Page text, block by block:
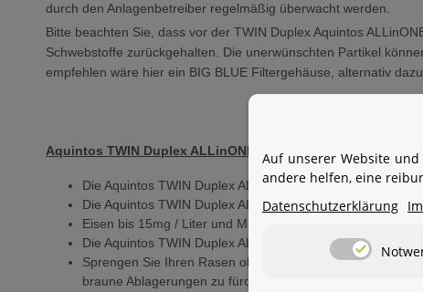
durch den Anlagenbetreiber regelmäßig überwacht werden.
Bitte beachten Sie, dass vor der TWIN Duplex Aquintos
Schwebstoffe zurückgehalten. Die unerwünschten Partikel
empfehlen wäre hier ein BIG BLUE Filtergehäuse, alternativ
Aquintos TWIN Duplex ALLinONE 0835 Kombifilteranlage
Die Aquintos TWIN Duplex ALLinONE 0835
Die Aquintos TWIN Duplex ALLinONE 0835
Eisen bis 15mg / Liter und Mangan bis 3mg / Liter werden
Die Aquintos TWIN Duplex ALLinONE 0835
Sprengen Sie Ihren Rasen ohne das Braune
braune Ablagerungen zu fürchten.
Auf unserer Website
andere helfen, eine
Datenschutzerklärung